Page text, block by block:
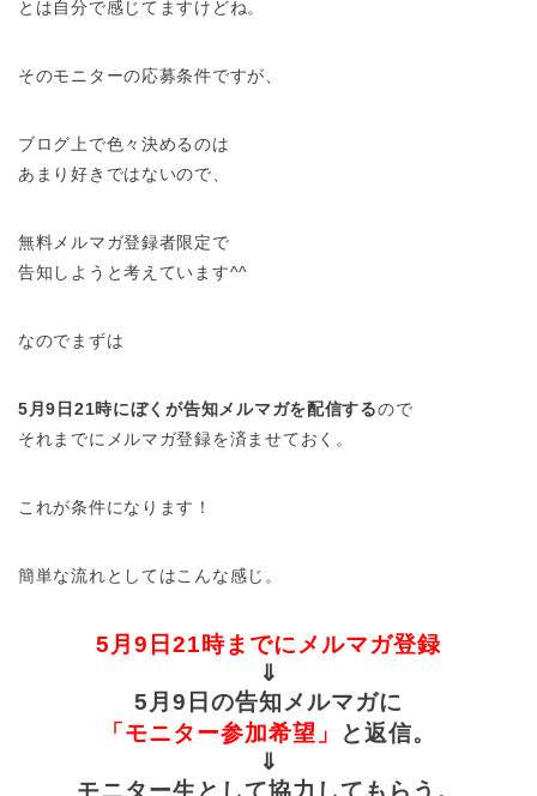
とは自分で感じてますけどね。
そのモニターの応募条件ですが、
ブログ上で色々決めるのは
あまり好きではないので、
無料メルマガ登録者限定で
告知しようと考えています^^
なのでまずは
5月9日21時にぼくが告知メルマガを配信するので
それまでにメルマガ登録を済ませておく。
これが条件になります！
簡単な流れとしてはこんな感じ。
5月9日21時までにメルマガ登録
⇓
5月9日の告知メルマガに
「モニター参加希望」
と返信。
⇓